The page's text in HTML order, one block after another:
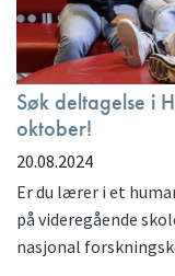
Søk deltagelse i
oktober!
20.08.2024
Er du lærer i et
på videregående
nasjonal